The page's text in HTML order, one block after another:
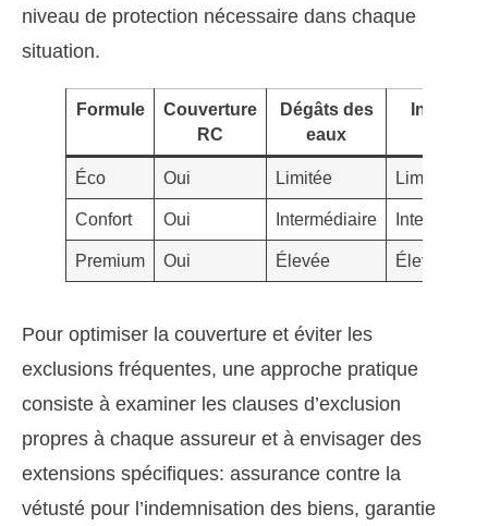
niveau de protection nécessaire dans chaque
situation.
Formule
Couverture
RC
Dégâts des
eaux
Incendie
Éco Oui Limitée Limitée
Confort Oui Intermédiaire
Premium Oui Élevée Élevée
Pour optimiser la couverture et éviter les
exclusions fréquentes, une approche pratique
consiste à examiner les clauses d’exclusion
propres à chaque assureur et à envisager des
extensions spécifiques: assurance contre la
vétusté pour l’indemnisation des biens, garantie